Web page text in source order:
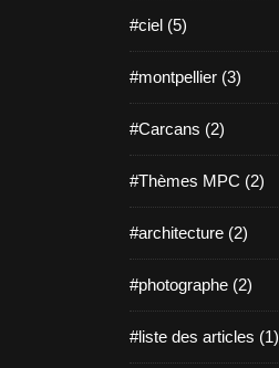
#ciel (5)
#montpellier (3)
#Carcans (2)
#Thèmes MPC (2)
#architecture (2)
#photographe (2)
#liste des articles (1)